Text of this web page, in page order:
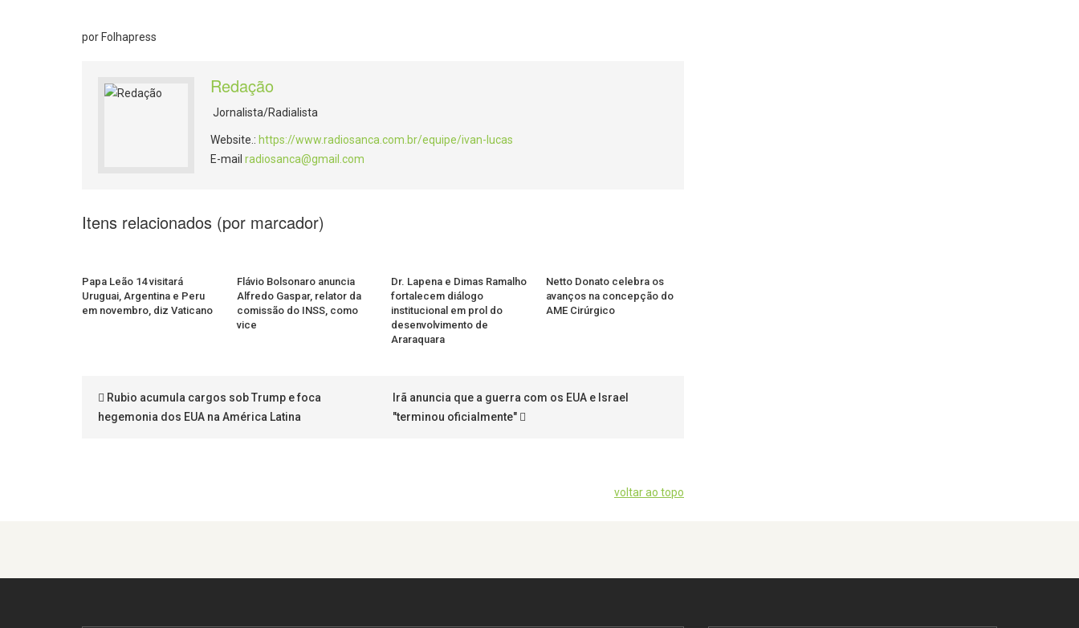
por Folhapress
Redação
Jornalista/Radialista
Website.: https://www.radiosanca.com.br/equipe/ivan-lucas
E-mail radiosanca@gmail.com
Itens relacionados (por marcador)
Papa Leão 14 visitará
Uruguai, Argentina e Peru
em novembro, diz Vaticano
Flávio Bolsonaro anuncia
Alfredo Gaspar, relator da
comissão do INSS, como
vice
Dr. Lapena e Dimas Ramalho
fortalecem diálogo
institucional em prol do
desenvolvimento de
Araraquara
Netto Donato celebra os
avanços na concepção do
AME Cirúrgico
Rubio acumula cargos sob Trump e foca
hegemonia dos EUA na América Latina
Irã anuncia que a guerra com os EUA e Israel
"terminou oficialmente"
voltar ao topo